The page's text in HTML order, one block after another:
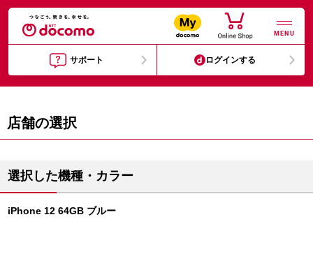
MENU
サポート ログインする
店舗の選択
選択した機種・カラー
iPhone 12 64GB ブルー